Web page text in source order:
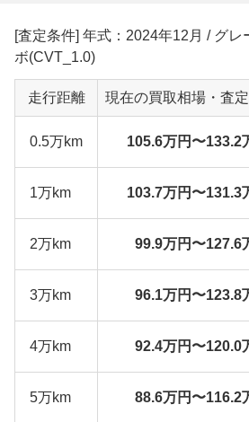
[査定条件] 年式：2024年12月 / グ
ボ(CVT_1.0)
走行距離 現在の買取相場・査
0.5万km 105.6万円〜133.2
1万km 103.7万円〜131.3
2万km 99.9万円〜127.6
3万km 96.1万円〜123.8
4万km 92.4万円〜120.0
5万km 88.6万円〜116.2